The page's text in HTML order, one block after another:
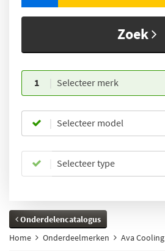
Zoek
1 Selecteer merk
Selecteer model
Selecteer type
Onderdelencatalogus
Home
Onderdeelmerken Ava Cooling